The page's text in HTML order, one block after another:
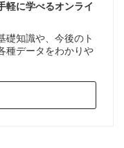
軽に学べるオンライ
礎知識や、今後のト
種データをわかりや